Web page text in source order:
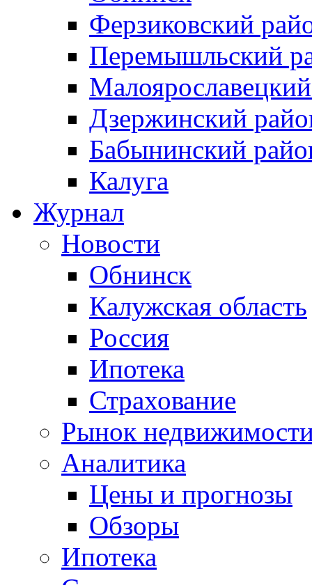
Ферзиковский
Перемышльский
Дзержинский
Бабынинский
Калуга
Журнал
Новости
Обнинск
Калужская область
Россия
Ипотека
Страхование
Рынок
Аналитика
Цены и прогнозы
Обзоры
Ипотека